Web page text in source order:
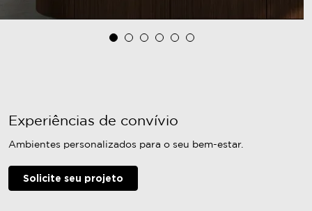
Experiências de convívio
Ambientes personalizados para o seu bem-estar.
Solicite seu projeto